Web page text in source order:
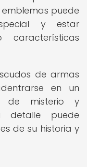
puede
y estar
de armas
en un
de misterio y
detalle puede
de su historia y